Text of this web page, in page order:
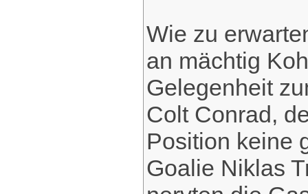
Wie zu
an mächtig
Gelegenheit
Colt Conrad,
Position keine
Goalie Niklas